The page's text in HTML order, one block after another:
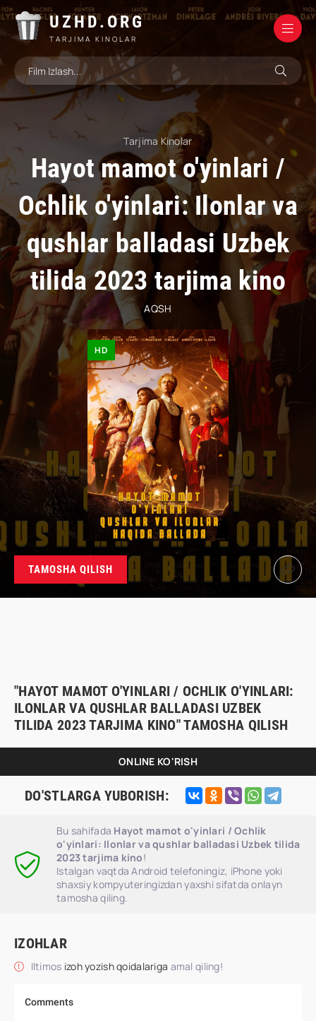
UZHD.ORG
TARJIMA KINOLAR
Tarjima Kinolar
Hayot mamot o'yinlari /
Ochlik o'yinlari: Ilonlar va
qushlar balladasi Uzbek
tilida 2023 tarjima kino
AQSH
HD
TAMOSHA QILISH
"HAYOT MAMOT O'YINLARI / OCHLIK O'YINLARI:
ILONLAR VA QUSHLAR BALLADASI UZBEK
TILIDA 2023 TARJIMA KINO" TAMOSHA QILISH
ONLINE KO'RISH
DO'STLARGA YUBORISH:
Bu sahifada Hayot mamot o'yinlari / Ochlik
o'yinlari: Ilonlar va qushlar balladasi Uzbek tilida
2023 tarjima kino!
Istalgan vaqtda Android telefoningiz, iPhone yoki
shaxsiy kompyuteringizdan yaxshi sifatda onlayn
tamosha qiling.
IZOHLAR
Iltimos izoh yozish qoidalariga amal qiling!